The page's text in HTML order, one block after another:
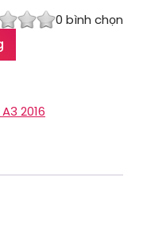
0 bình chọn
2016